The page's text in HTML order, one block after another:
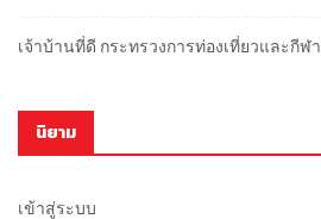
เจ้าบ้านที่ดี กระทรวงการท่องเที่ยวและกีฬา
นิยาม
เข้าสู่ระบบ